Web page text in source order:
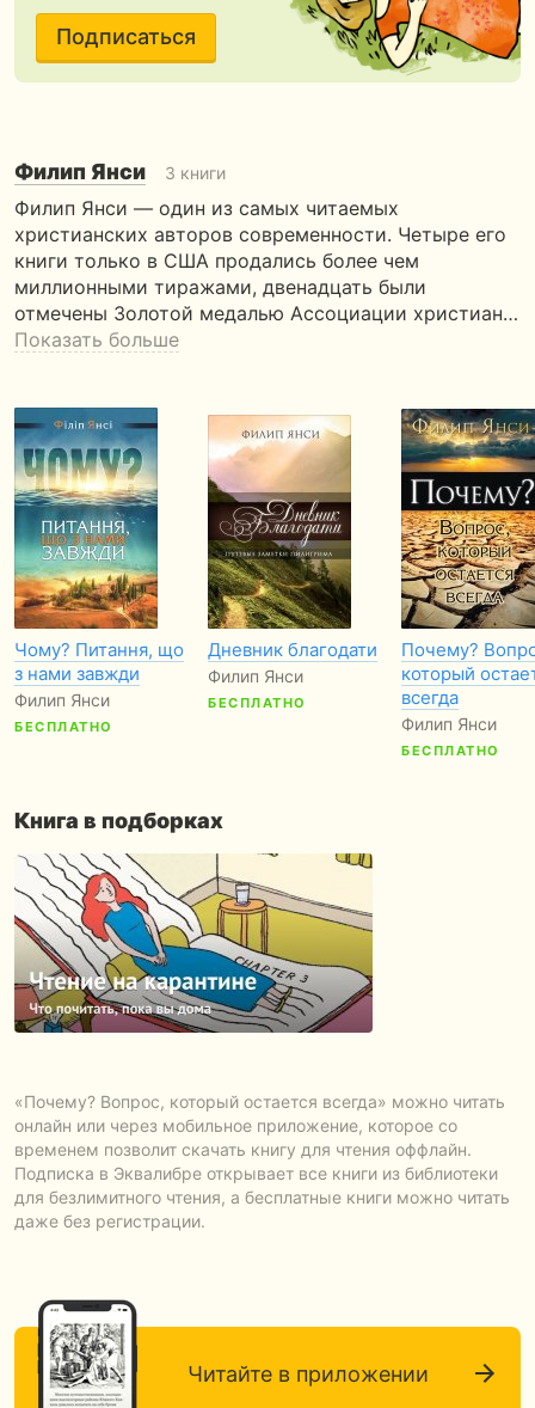
Подписаться
Филип Янси 3 книги
Филип Янси — один из самых читаемых
христианских авторов современности. Четыре его
книги только в США продались более чем
миллионными тиражами, двенадцать были
отмечены Золотой медалью Ассоциации христиан…
Показать больше
Чому? Питання, що
з нами завжди
Филип Янси
БЕСПЛАТНО
Дневник благодати
Филип Янси
БЕСПЛАТНО
Почему?
который
всегда
Филип Янси
БЕСПЛАТНО
Книга в подборках
«Почему? Вопрос, который остается всегда» можно читать
онлайн или через мобильное приложение, которое со
временем позволит скачать книгу для чтения оффлайн.
Подписка в Эквалибре открывает все книги из библиотеки
для безлимитного чтения, а бесплатные книги можно читать
даже без регистрации.
Читайте в приложении